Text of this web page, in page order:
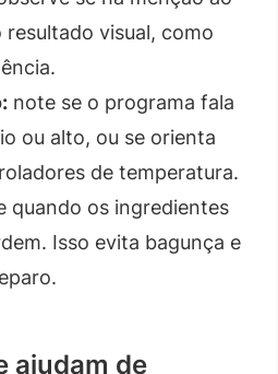
visual, como
note se o programa fala
ou alto, ou se orienta
de temperatura.
quando os ingredientes
Isso evita bagunça e
ajudam de